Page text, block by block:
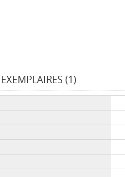
EXEMPLAIRES (1)